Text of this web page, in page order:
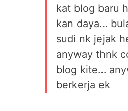
kat blog baru
kan daya…
sudi nk jejak
anyway thnk
blog kite…
berkerja ek